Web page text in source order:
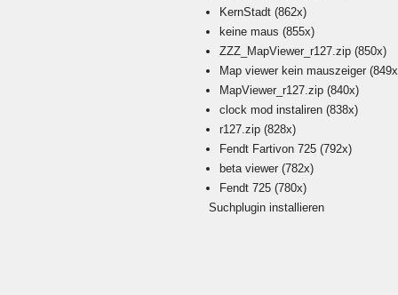
KernStadt (862x)
keine maus (855x)
ZZZ_MapViewer_r127.zip (850x)
Map viewer kein mauszeiger
MapViewer_r127.zip (840x)
clock mod instaliren (838x)
r127.zip (828x)
Fendt Fartivon 725 (792x)
beta viewer (782x)
Fendt 725(780x)
Suchplugin installieren